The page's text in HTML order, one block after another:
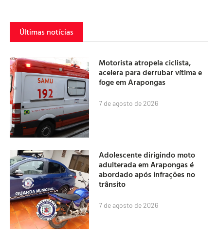
Últimas notícias
Motorista atropela ciclista,
acelera para derrubar vítima e
foge em Arapongas
7 de agosto de 2026
Adolescente dirigindo moto
adulterada em Arapongas é
abordado após infrações no
trânsito
7 de agosto de 2026